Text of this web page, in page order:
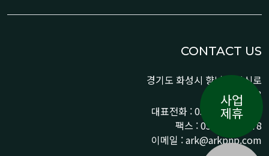
CONTACT US
경기도 화성시 향남읍 상신로
290-13
대표전화 : 031-359-9776 /
팩스 : 031-359-9778
이메일 : ark@arkpnp.com
사업
제휴